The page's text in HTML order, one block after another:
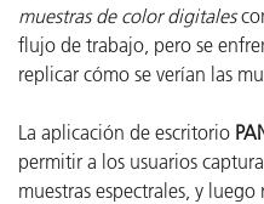
muestras de color digitales
flujo de trabajo, pero se
replicar cómo se verían las
La aplicación de escritorio
permitir a los usuarios
muestras espectrales, y